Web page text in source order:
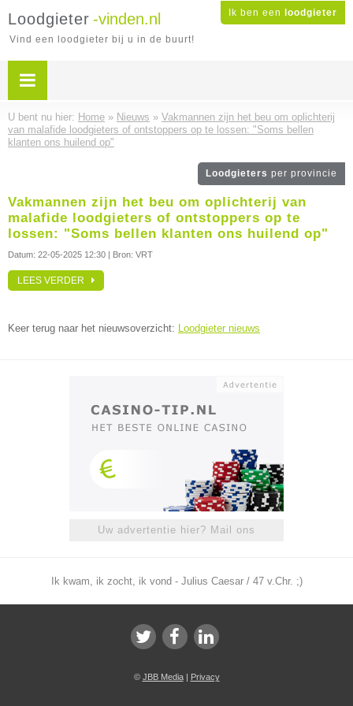
Ik ben een loodgieter
Loodgieter -vinden.nl
Vind een loodgieter bij u in de buurt!
U bent nu hier: Home » Nieuws » Vakmannen zijn het beu om oplichterij
van malafide loodgieters of ontstoppers op te lossen: "Soms bellen
klanten ons huilend op"
Loodgieters per provincie
Vakmannen zijn het beu om oplichterij van
malafide loodgieters of ontstoppers op te
lossen: "Soms bellen klanten ons huilend op"
Datum: 22-05-2025 12:30 | Bron: VRT
LEES VERDER
Keer terug naar het nieuwsoverzicht: Loodgieter nieuws
Uw advertentie hier? Mail ons
Ik kwam, ik zocht, ik vond - Julius Caesar / 47 v.Chr. ;)
© JBB Media| Privacy